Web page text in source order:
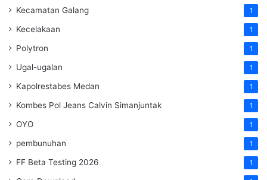
Kecamatan Galang 1
Kecelakaan 1
Polytron 1
Ugal-ugalan 1
Kapolrestabes Medan 1
Kombes Pol Jeans Calvin Simanjuntak 1
OYO 1
pembunuhan 1
FF Beta Testing 2026 1